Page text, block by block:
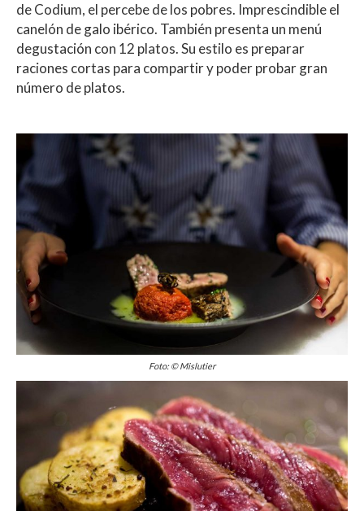
de Codium, el percebe de los pobres. Imprescindible el
canelón de galo ibérico. También presenta un menú
degustación con 12 platos. Su estilo es preparar
raciones cortas para compartir y poder probar gran
número de platos.
Foto: © Mislutier